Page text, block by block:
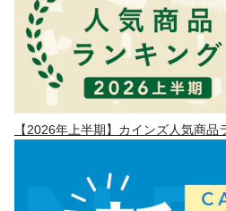
【2026年上半期】カインズ人気商品